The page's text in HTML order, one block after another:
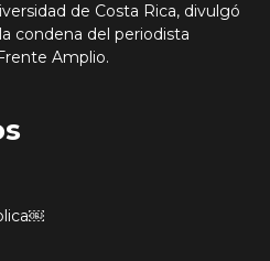
de Costa Rica, divulgó
condena del periodista
Amplio.